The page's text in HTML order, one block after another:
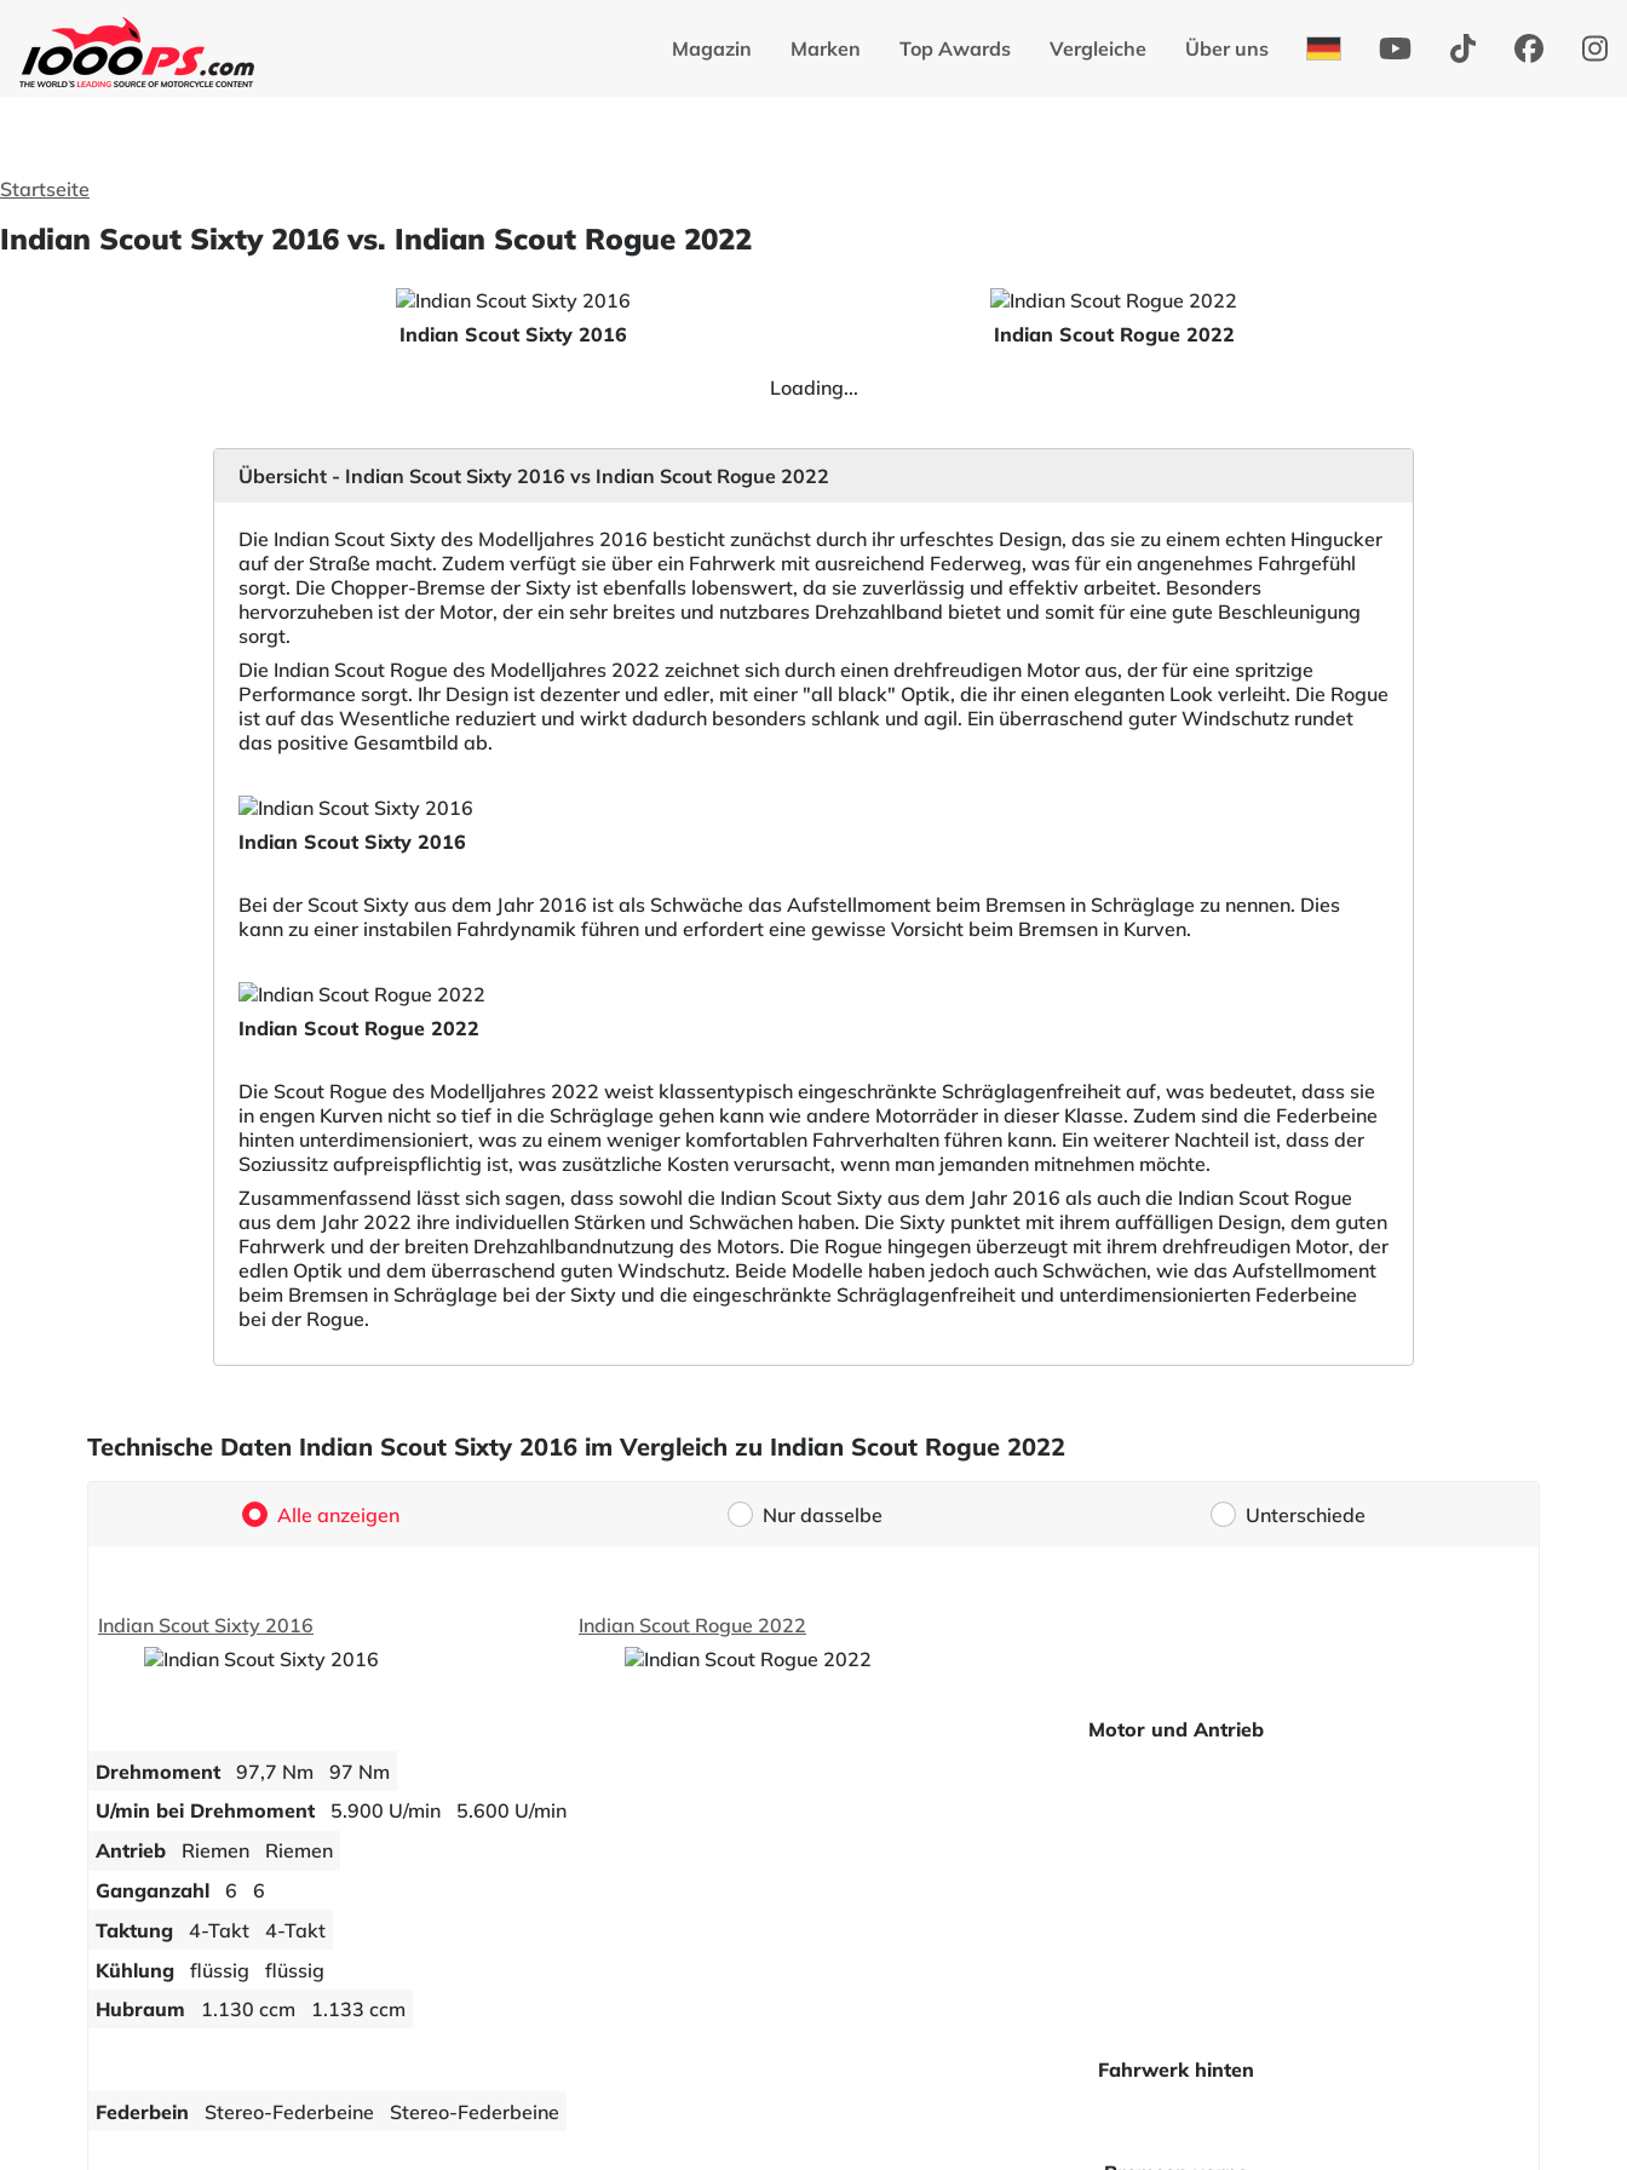
Magazin Marken Top Awards Vergleiche Über uns
Startseite
Indian Scout Sixty 2016 vs. Indian Scout Rogue 2022
Indian Scout Sixty 2016 Indian Scout Rogue 2022
Loading...
Übersicht - Indian Scout Sixty 2016 vs Indian Scout Rogue 2022
Die Indian Scout Sixty des Modelljahres 2016 besticht zunächst durch ihr urfeschtes Design, das sie zu einem echten Hingucker
auf der Straße macht. Zudem verfügt sie über ein Fahrwerk mit ausreichend Federweg, was für ein angenehmes Fahrgefühl
sorgt. Die Chopper-Bremse der Sixty ist ebenfalls lobenswert, da sie zuverlässig und effektiv arbeitet. Besonders
hervorzuheben ist der Motor, der ein sehr breites und nutzbares Drehzahlband bietet und somit für eine gute Beschleunigung
sorgt.
Die Indian Scout Rogue des Modelljahres 2022 zeichnet sich durch einen drehfreudigen Motor aus, der für eine spritzige
Performance sorgt. Ihr Design ist dezenter und edler, mit einer "all black" Optik, die ihr einen eleganten Look verleiht. Die Rogue
ist auf das Wesentliche reduziert und wirkt dadurch besonders schlank und agil. Ein überraschend guter Windschutz rundet
das positive Gesamtbild ab.
Indian Scout Sixty 2016
Bei der Scout Sixty aus dem Jahr 2016 ist als Schwäche das Aufstellmoment beim Bremsen in Schräglage zu nennen. Dies
kann zu einer instabilen Fahrdynamik führen und erfordert eine gewisse Vorsicht beim Bremsen in Kurven.
Indian Scout Rogue 2022
Die Scout Rogue des Modelljahres 2022 weist klassentypisch eingeschränkte Schräglagenfreiheit auf, was bedeutet, dass sie
in engen Kurven nicht so tief in die Schräglage gehen kann wie andere Motorräder in dieser Klasse. Zudem sind die Federbeine
hinten unterdimensioniert, was zu einem weniger komfortablen Fahrverhalten führen kann. Ein weiterer Nachteil ist, dass der
Soziussitz aufpreispflichtig ist, was zusätzliche Kosten verursacht, wenn man jemanden mitnehmen möchte.
Zusammenfassend lässt sich sagen, dass sowohl die Indian Scout Sixty aus dem Jahr 2016 als auch die Indian Scout Rogue
aus dem Jahr 2022 ihre individuellen Stärken und Schwächen haben. Die Sixty punktet mit ihrem auffälligen Design, dem guten
Fahrwerk und der breiten Drehzahlbandnutzung des Motors. Die Rogue hingegen überzeugt mit ihrem drehfreudigen Motor, der
edlen Optik und dem überraschend guten Windschutz. Beide Modelle haben jedoch auch Schwächen, wie das Aufstellmoment
beim Bremsen in Schräglage bei der Sixty und die eingeschränkte Schräglagenfreiheit und unterdimensionierten Federbeine
bei der Rogue.
Technische Daten Indian Scout Sixty 2016 im Vergleich zu Indian Scout Rogue 2022
Alle anzeigen Nur dasselbe Unterschiede
Indian Scout Sixty 2016 Indian Scout Rogue 2022
Motor und Antrieb
Drehmoment
97,7 Nm
97 Nm
U/min bei Drehmoment
5.900 U/min
5.600 U/min
Antrieb
Riemen
Riemen
Ganganzahl
6
6
Taktung
4-Takt
4-Takt
Kühlung
flüssig
flüssig
Hubraum
1.130 ccm 1.133 ccm
Fahrwerk hinten
Federbein
Stereo-Federbeine Stereo-Federbeine